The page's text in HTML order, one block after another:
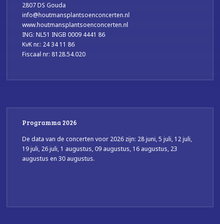
2807 DS Gouda
info@houtmansplantsoenconcerten.nl
www.houtmansplantsoenconcerten.nl
ING: NL51 INGB 0009 4441 86
KvK nr.: 24 34 11 86
Fiscaal nr: 8128.54.020
Programma 2026
De data van de concerten voor 2026 zijn: 28 juni, 5 juli, 12 juli,
19 juli, 26 juli, 1 augustus, 09 augustus, 16 augustus, 23
augustus en 30 augustus.